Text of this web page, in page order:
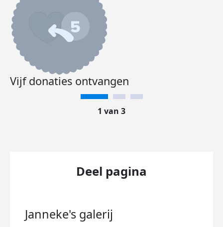
Vijf donaties ontvangen
1 van 3
Deel pagina
Janneke's galerij